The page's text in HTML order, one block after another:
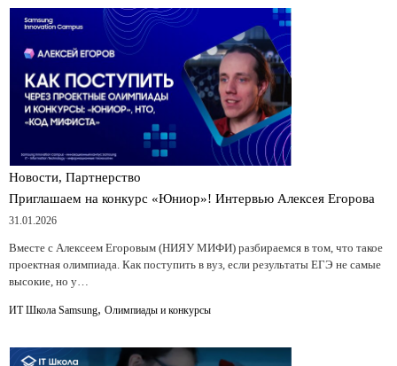
Новости, Партнерство
Приглашаем на конкурс «Юниор»! Интервью Алексея Егорова
31.01.2026
Вместе с Алексеем Егоровым (НИЯУ МИФИ) разбираемся в том, что такое
проектная олимпиада. Как поступить в вуз, если результаты ЕГЭ не самые
высокие, но у…
ИТ Школа Samsung, Олимпиады и конкурсы